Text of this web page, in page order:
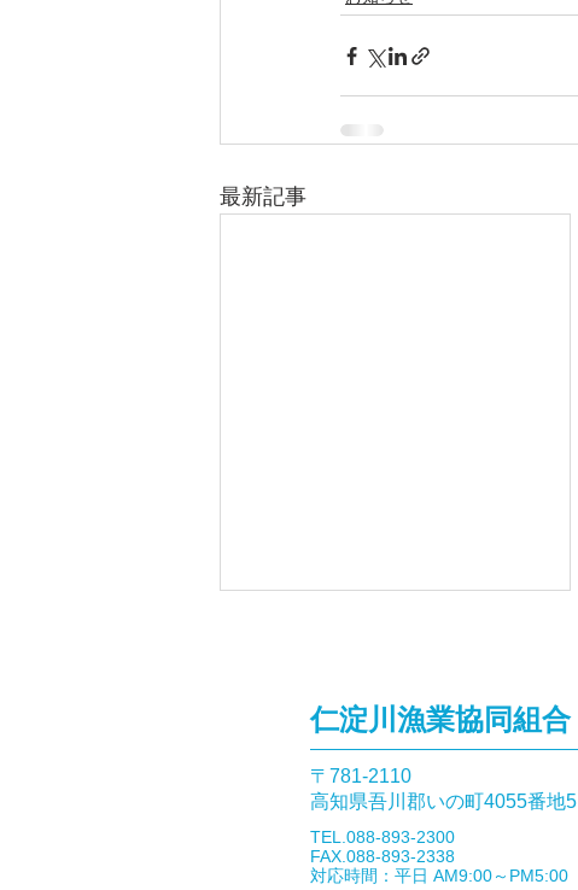
最新記事
9月27日「仁淀川の森と水を
考えるシンポジウム」開催の
仁淀川漁業協同組合
〒781-2110​
高知県吾川郡いの町4055番地5
​TEL.088-893-2300
FAX.088-893-2338
​対応時間：平日 AM9:00～PM5:00